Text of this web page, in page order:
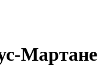
Мартане